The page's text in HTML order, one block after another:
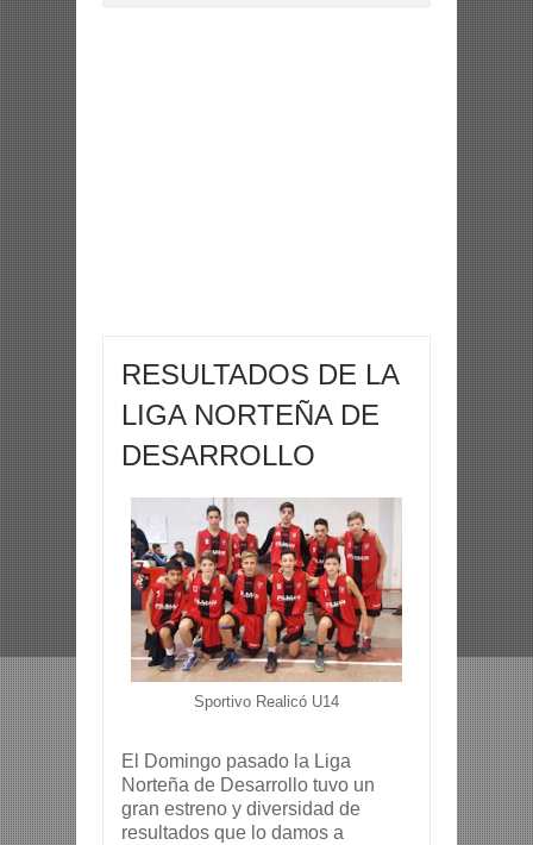
RESULTADOS DE LA
LIGA NORTEÑA DE
DESARROLLO
Sportivo Realicó U14
El Domingo pasado la Liga
Norteña de Desarrollo tuvo un
gran estreno y diversidad de
resultados que lo damos a